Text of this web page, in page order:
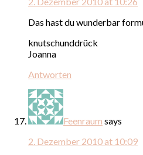
Das hast du wunderbar
knutschunddrück
Joanna
Antworten
Feenraum says
2. Dezember 2010 at 10:09